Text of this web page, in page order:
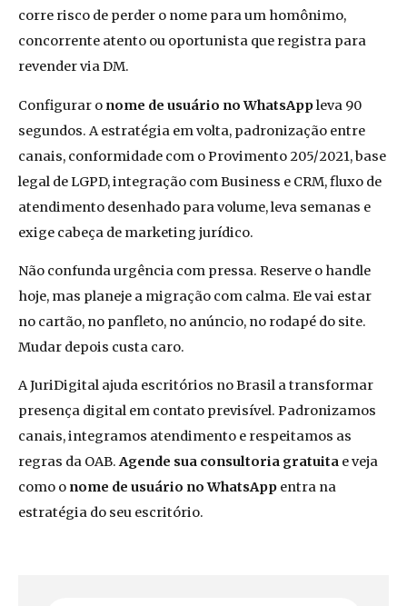
corre risco de perder o nome para um homônimo,
concorrente atento ou oportunista que registra para
revender via DM.
Configurar o nome de usuário no WhatsAppleva 90
segundos. A estratégia em volta, padronização entre
canais, conformidade com o Provimento 205/2021, base
legal de LGPD, integração com Business e CRM, fluxo de
atendimento desenhado para volume, leva semanas e
exige cabeça de marketing jurídico.
Não confunda urgência com pressa. Reserve o handle
hoje, mas planeje a migração com calma. Ele vai estar
no cartão, no panfleto, no anúncio, no rodapé do site.
Mudar depois custa caro.
A JuriDigital ajuda escritórios no Brasil a transformar
presença digital em contato previsível. Padronizamos
canais, integramos atendimento e respeitamos as
regras da OAB.Agende sua consultoria gratuita e veja
como o nome de usuário no WhatsApp entra na
estratégia do seu escritório.